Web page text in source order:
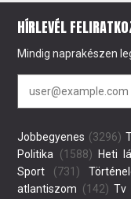
HÍRLEVÉL
Mindig naprakészen
Jobbegyenes (3296)
Politika (1588) Heti
Sport (731)
atlantiszom (142) Tv